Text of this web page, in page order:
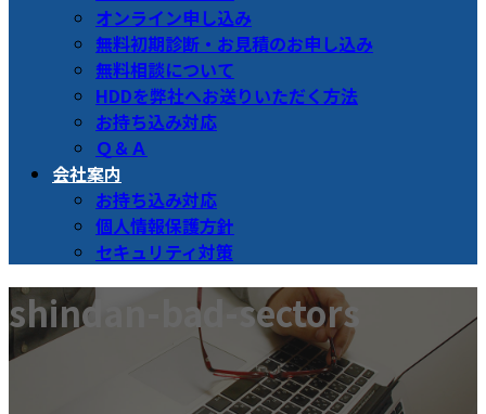
オンライン申し込み
無料初期診断・お見積のお申し込み
無料相談について
HDDを弊社へお送りいただく方法
お持ち込み対応
Ｑ＆Ａ
会社案内
お持ち込み対応
個人情報保護方針
セキュリティ対策
shindan-bad-sectors